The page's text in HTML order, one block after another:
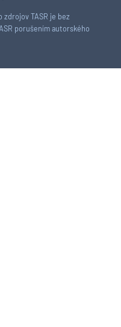
zdrojov TASR je bez
porušením autorského